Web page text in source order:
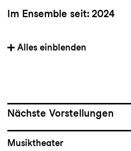
Im Ensemble seit: 2024
Heimat: St. Louis, MO, USA
Dame der Lady Macbeth (
Chenier
Alles einblenden
Nächste Vorstellungen
Musiktheater